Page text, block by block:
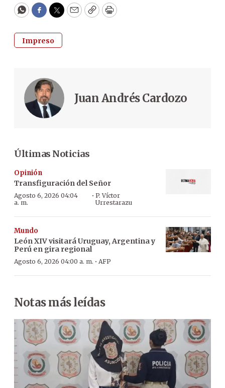
WhatsApp
Facebook
Twitter
EmailCopyPrint
Impreso
Juan Andrés Cardozo
Últimas Noticias
Opinión
Transfiguración del Señor
Agosto 6, 2026 04:04
a. m.
· P. Víctor
Urrestarazu
Mundo
León XIV visitará Uruguay, Argentina y
Perú en gira regional
Agosto 6, 2026 04:00 a. m. · AFP
Notas más leídas